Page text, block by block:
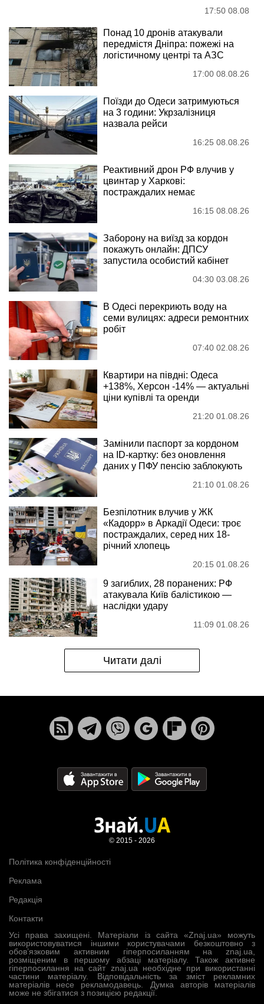
17:50 08.08
Понад 10 дронів атакували
передмістя Дніпра: пожежі на
логістичному центрі та АЗС
17:00 08.08.26
Поїзди до Одеси затримуються
на 3 години: Укрзалізниця
назвала рейси
16:25 08.08.26
Реактивний дрон РФ влучив у
цвинтар у Харкові:
постраждалих немає
16:15 08.08.26
Заборону на виїзд за кордон
покажуть онлайн: ДПСУ
запустила особистий кабінет
04:30 03.08.26
В Одесі перекриють воду на
семи вулицях: адреси ремонтних
робіт
07:40 02.08.26
Квартири на півдні: Одеса
+138%, Херсон -14% — актуальні
ціни купівлі та оренди
21:20 01.08.26
Замінили паспорт за кордоном
на ID-картку: без оновлення
даних у ПФУ пенсію заблокують
21:10 01.08.26
Безпілотник влучив у ЖК
«Кадорр» в Аркадії Одеси: троє
постраждалих, серед них 18-
річний хлопець
20:15 01.08.26
9 загиблих, 28 поранених: РФ
атакувала Київ балістикою —
наслідки удару
11:09 01.08.26
Читати далі
Усі права захищені. Матеріали із сайта «Znaj.ua» можуть
використовуватися іншими користувачами безкоштовно з
обов’язковим активним гіперпосиланням на znaj.ua,
розміщеним в першому абзаці матеріалу. Також активне
гіперпосилання на сайт znaj.ua необхідне при використанні
частини матеріалу. Відповідальність за зміст рекламних
матеріалів несе рекламодавець. Думка авторів матеріалів
може не збігатися з позицією редакції.
Політика конфіденційності
Реклама
Редакція
Контакти
© 2015 - 2026